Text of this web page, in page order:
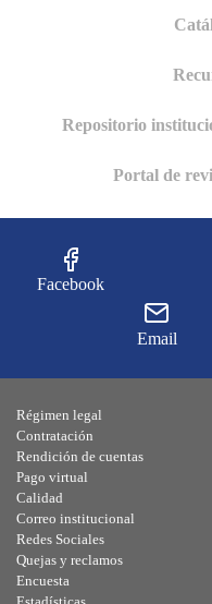
Repositorio
Portal de
Facebook
Email
Régimen legal
Contratación
Rendición de cuentas
Pago virtual
Calidad
Correo institucional
Redes Sociales
Quejas y reclamos
Encuesta